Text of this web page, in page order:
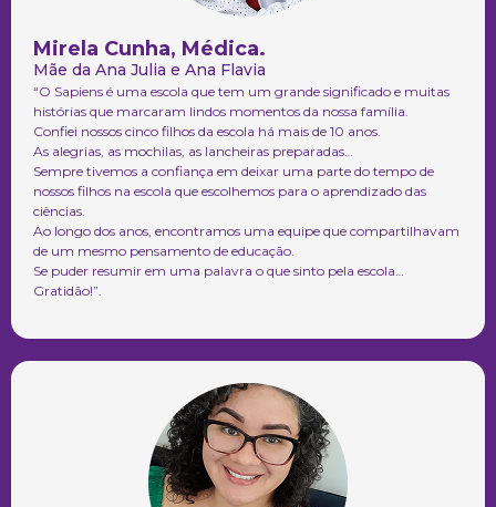
Mirela Cunha, Médica.
Mãe da Ana Julia e Ana Flavia
“O Sapiens é uma escola que tem um grande significado e muitas
histórias que marcaram lindos momentos da nossa família.
Confiei nossos cinco filhos da escola há mais de 10 anos.
As alegrias, as mochilas, as lancheiras preparadas…
Sempre tivemos a confiança em deixar uma parte do tempo de
nossos filhos na escola que escolhemos para o aprendizado das
ciências.
Ao longo dos anos, encontramos uma equipe que compartilhavam
de um mesmo pensamento de educação.
Se puder resumir em uma palavra o que sinto pela escola…
Gratidão!”.